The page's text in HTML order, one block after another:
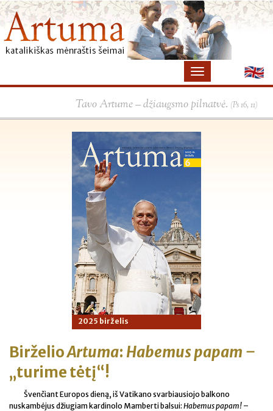
Tavo Artume – džiaugsmo pilnatvė. (Ps 16, 11)
2025 birželis
BirželioArtuma: Habemus papam –
„turime tėtį“!
Švenčiant Europos dieną, iš Vatikano svarbiausiojo balkono
nuskambėjus džiugiam kardinolo Mamberti balsui: Habemus papam! –
×